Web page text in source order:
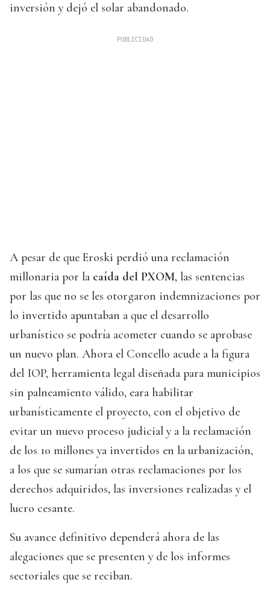
inversión y dejó el solar abandonado.
A pesar de que Eroski perdió una reclamación
millonaria por la caída del PXOM, las sentencias
por las que no se les otorgaron indemnizaciones por
lo invertido apuntaban a que el desarrollo
urbanístico se podría acometer cuando se aprobase
un nuevo plan. Ahora el Concello acude a la figura
del IOP, herramienta legal diseñada para municipios
sin palneamiento válido, eara habilitar
urbanísticamente el proyecto, con el objetivo de
evitar un nuevo proceso judicial y a la reclamación
de los 10 millones ya invertidos en la urbanización,
a los que se sumarían otras reclamaciones por los
derechos adquiridos, las inversiones realizadas y el
lucro cesante.
Su avance definitivo dependerá ahora de las
alegaciones que se presenten y de los informes
sectoriales que se reciban.